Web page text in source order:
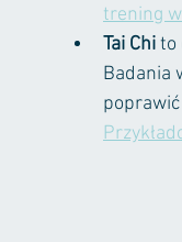
trening
Tai Chi to
Badania